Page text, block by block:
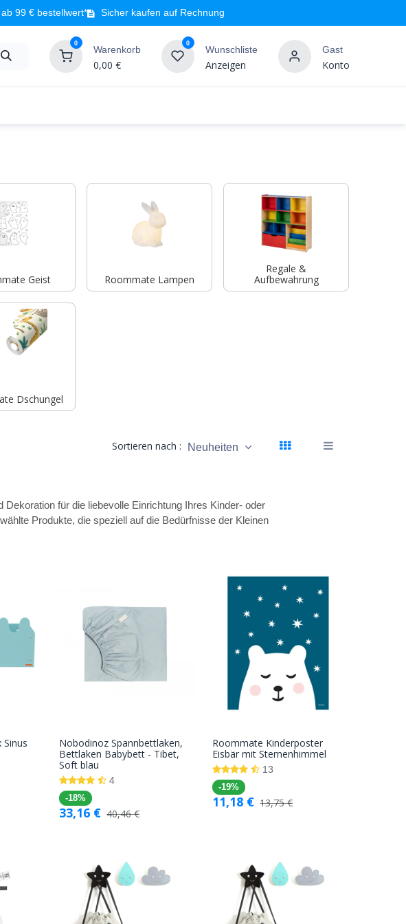
99 € bestellwert* Sicher kaufen auf Rechnung
0
Warenkorb
0,00 €
0
Wunschliste
Anzeigen
Gast
Konto
Geist Roommate Lampen
Regale &
Aufbewahrung
Dschungel
Sortieren nach : Neuheiten
für die liebevolle Einrichtung Ihres Kinder- oder
Produkte, die speziell auf die Bedürfnisse der Kleinen
In den
Nobodinoz Spannbettlaken,
Bettlaken Babybett - Tibet,
Soft blau
4
-18%
33,16 € 40,46€
In den
Warenkorb
Roommate Kinderposter
Eisbär mit Sternenhimmel
13
-19%
11,18 € 13,75€